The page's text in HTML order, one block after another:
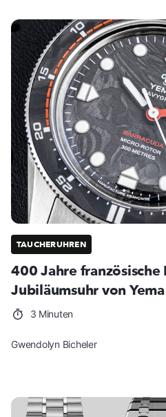
TAUCHERUHREN
400 Jahre
Jubiläumsuhr von Yema
3 Minuten
Gwendolyn Bicheler